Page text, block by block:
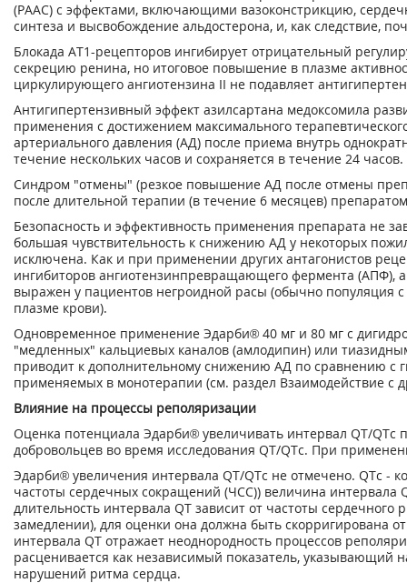
(РААС) с эффектами, включающими вазоконстрикцию,
синтеза и высвобождение альдостерона, и, как следствие,
Блокада AT1-рецепторов ингибирует отрицательный
секрецию ренина, но итоговое повышение в плазме
циркулирующего ангиотензина II не подавляет
Антигипертензивный эффект азилсартана медоксомила
применения с достижением максимального
артериального давления (АД) после приема внутрь
течение нескольких часов и сохраняется в течение 24 часов.
Синдром "отмены" (резкое повышение АД после отмены
после длительной терапии (в течение 6 месяцев)
Безопасность и эффективность применения препарата не
большая чувствительность к снижению АД у некоторых
исключена. Как и при применении других антагонистов
ингибиторов ангиотензинпревращающего фермента (АПФ),
выражен у пациентов негроидной расы (обычно популяция
плазме крови).
Одновременное применение Эдарби® 40 мг и 80 мг с
"медленных" кальциевых каналов (амлодипин) или
приводит к дополнительному снижению АД по сравнению с
применяемых в монотерапии (см. раздел Взаимодействие с
Влияние на процессы реполяризации
Оценка потенциала Эдарби® увеличивать интервал QT/QTc
добровольцев во время исследования QT/QTc. При
Эдарби® увеличения интервала QT/QTc не отмечено. QTc -
частоты сердечных сокращений (ЧСС)) величина интервала
длительность интервала QT зависит от частоты сердечного
замедлении), для оценки она должна быть скорригирована
интервала QT отражает неоднородность процессов
расценивается как независимый показатель, указывающий
нарушений ритма сердца.